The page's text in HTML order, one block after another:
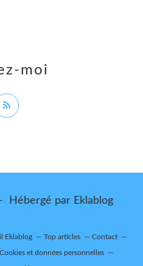
moi
Hébergé par Eklablog
Eklablog Top articles Contact
Cookies et données personnelles